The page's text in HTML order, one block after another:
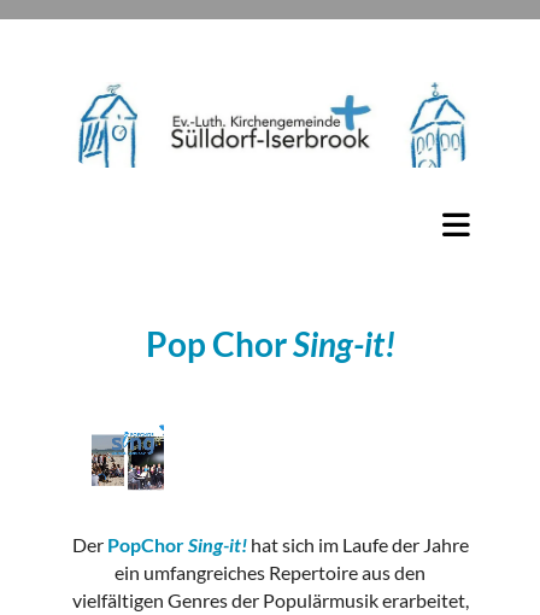
Pop ChorSing-it!
DerPopChorSing-it!hat sich im Laufe der Jahre
ein umfangreiches Repertoire aus den
vielfältigen Genres der Populärmusik erarbeitet,